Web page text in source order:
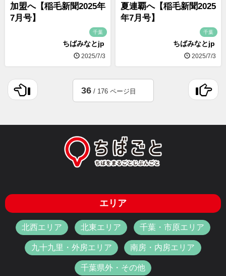
加盟へ【稲毛新聞2025年
7月号】
千葉
ちばみなとjp
2025/7/3
夏連覇へ【稲毛新聞2025
年7月号】
千葉
ちばみなとjp
2025/7/3
36/ 176 ページ目
エリア
北西エリア 北東エリア 千葉・市原エリア
九十九里・外房エリア 南房・内房エリア
千葉県外・その他